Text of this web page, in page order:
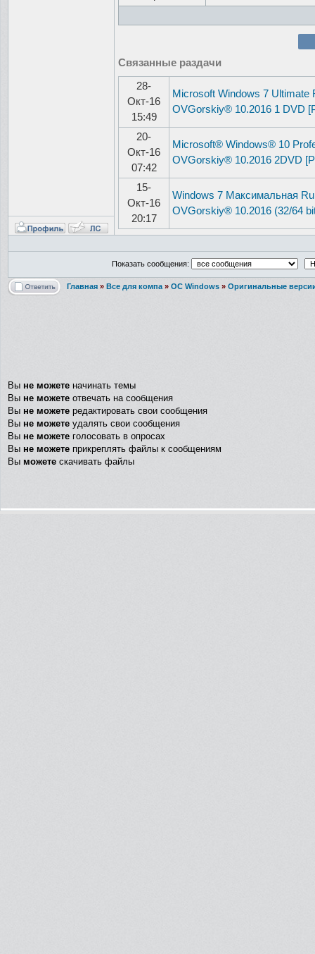
Связанные раздачи
28-
Окт-16
15:49
Microsoft Windows 7 Ultimate
OVGorskiy® 10.2016 1 DVD
20-
Окт-16
07:42
Microsoft® Windows® 10
OVGorskiy® 10.2016 2DVD
15-
Окт-16
20:17
Windows 7 Максимальная
OVGorskiy® 10.2016 (32/64
Показать сообщения:
Главная » Все для компа » ОС Windows » Оригинальные
Вы не можете начинать темы
Вы не можете отвечать на сообщения
Вы не можете редактировать свои сообщения
Вы не можете удалять свои сообщения
Вы не можете голосовать в опросах
Вы не можете прикреплять файлы к сообщениям
Вы можете скачивать файлы